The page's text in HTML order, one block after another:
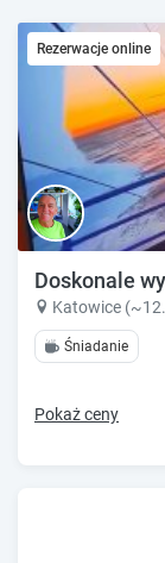
Rezerwacje online
Doskonale
Katowice
Śniadanie
Pokaż ceny